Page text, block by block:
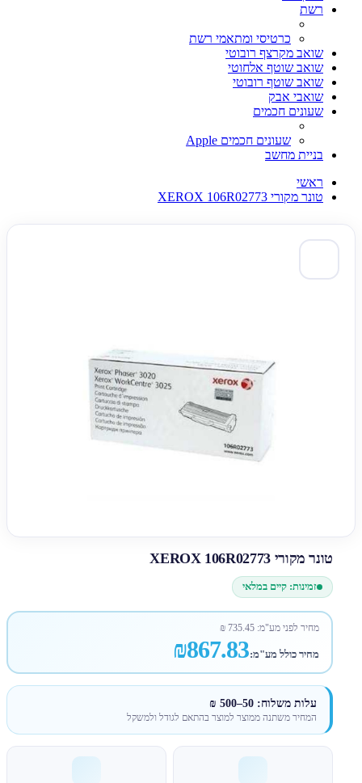
רשת
כרטיסי ומתאמי רשת
שואב מקרצף רובוטי
שואב שוטף אלחוטי
שואב שוטף רובוטי
שואבי אבק
שעונים חכמים
שעונים חכמים Apple
בניית מחשב
ראשי
טונר מקורי XEROX 106R02773
טונר מקורי XEROX 106R02773
זמינות: קיים במלאי
מחיר לפני מע"מ:735.45
₪
מחיר כולל מע"מ:₪867.83
עלות משלוח: 50–500 ₪
המחיר משתנה ממוצר למוצר בהתאם לגודל ולמשקל